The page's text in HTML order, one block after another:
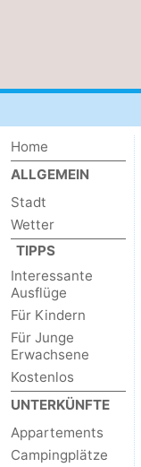
Home
ALLGEMEIN
Stadt
Wetter
TIPPS
Interessante
Ausflüge
Für Kindern
Für Junge
Erwachsene
Kostenlos
UNTERKÜNFTE
Appartements
Campingplätze